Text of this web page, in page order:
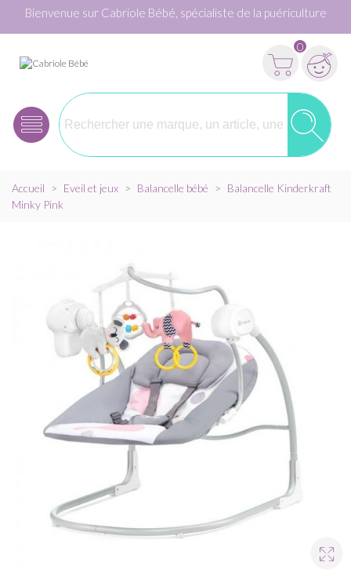
Bienvenue sur Cabriole Bébé, spécialiste de la puériculture
0
Accueil > Eveil et jeux > Balancelle bébé > Balancelle Kinderkraft
Minky Pink